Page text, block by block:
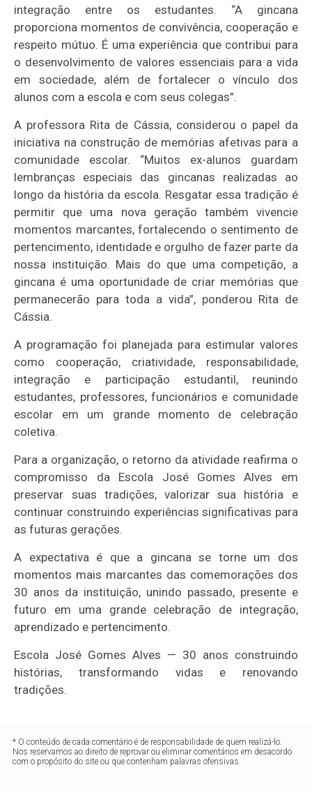
integração entre os estudantes. “A gincana
proporciona momentos de convivência, cooperação e
respeito mútuo. É uma experiência que contribui para
o desenvolvimento de valores essenciais para a vida
em sociedade, além de fortalecer o vínculo dos
alunos com a escola e com seus colegas”.
A professora Rita de Cássia, considerou o papel da
iniciativa na construção de memórias afetivas para a
comunidade escolar. “Muitos ex-alunos guardam
lembranças especiais das gincanas realizadas ao
longo da história da escola. Resgatar essa tradição é
permitir que uma nova geração também vivencie
momentos marcantes, fortalecendo o sentimento de
pertencimento, identidade e orgulho de fazer parte da
nossa instituição. Mais do que uma competição, a
gincana é uma oportunidade de criar memórias que
permanecerão para toda a vida”, ponderou Rita de
Cássia.
A programação foi planejada para estimular valores
como cooperação, criatividade, responsabilidade,
integração e participação estudantil, reunindo
estudantes, professores, funcionários e comunidade
escolar em um grande momento de celebração
coletiva.
Para a organização, o retorno da atividade reafirma o
compromisso da Escola José Gomes Alves em
preservar suas tradições, valorizar sua história e
continuar construindo experiências significativas para
as futuras gerações.
A expectativa é que a gincana se torne um dos
momentos mais marcantes das comemorações dos
30 anos da instituição, unindo passado, presente e
futuro em uma grande celebração de integração,
aprendizado e pertencimento.
Escola José Gomes Alves — 30 anos construindo
histórias, transformando vidas e renovando
tradições.
* O conteúdo de cada comentário é de responsabilidade de quem realizá-lo.
Nos reservamos ao direito de reprovar ou eliminar comentários em desacordo
com o propósito do site ou que contenham palavras ofensivas.